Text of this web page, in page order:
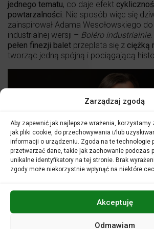
Zarządzaj zgodą
Aby zapewnić jak najlepsze wrażenia,
jak pliki cookie, do przechowywania i/lub
informacji o urządzeniu. Zgoda na te technologie
przetwarzać dane, takie jak zachowanie podczas
unikalne identyfikatory na tej stronie. Brak
zgody może niekorzystnie wpłynąć na niektóre
Akceptuję
Odmawiam
jednego tematu, co daje efekt
powtarzalności. Nie sposób więc się
zainspirował Adama Wesołowskiego
industrialnej wersji – Boléro industrialnie
pełen finezji balet przeplata się z ciężką
tworząc jedną spójną i pociągającą
– perkusja